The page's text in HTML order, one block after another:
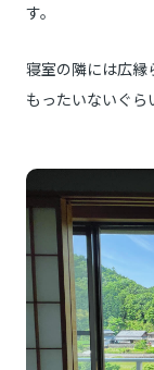
す。
寝室の隣には広縁
もったいないぐら